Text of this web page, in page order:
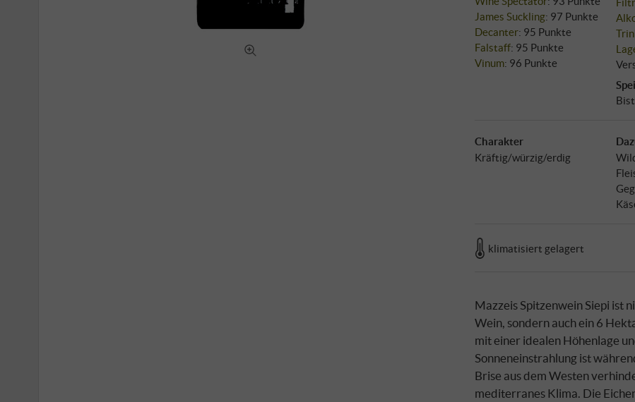
James Suckling: 97 Punkte
Decanter: 95 Punkte
Falstaff: 95 Punkte
Vinum: 96 Punkte
Charakter
Kräftig/würzig/erdig
klimatisiert gelagert
Mazzeis Spitzenwein Siepi ist
Wein, sondern auch ein 6
mit einer idealen Höhenlage
Sonneneinstrahlung ist
Brise aus dem Westen
mediterranes Klima. Die